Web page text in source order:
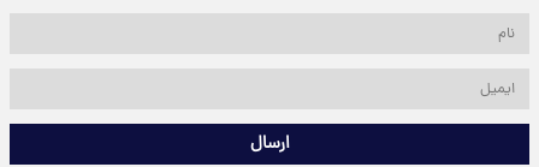
ارسال